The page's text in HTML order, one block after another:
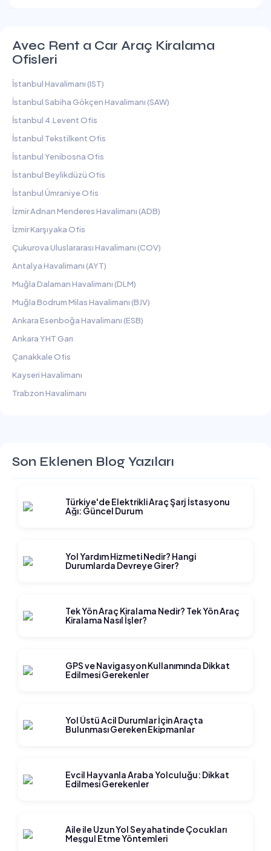
Avec Rent a Car Araç Kiralama
Ofisleri
İstanbul Havalimanı (IST)
İstanbul Sabiha Gökçen Havalimanı (SAW)
İstanbul 4.Levent Ofis
İstanbul Tekstilkent Ofis
İstanbul Yenibosna Ofis
İstanbul Beylikdüzü Ofis
İstanbul Ümraniye Ofis
İzmir Adnan Menderes Havalimanı (ADB)
İzmir Karşıyaka Ofis
Çukurova Uluslararası Havalimanı (COV)
Antalya Havalimanı (AYT)
Muğla Dalaman Havalimanı (DLM)
Muğla Bodrum Milas Havalimanı (BJV)
Ankara Esenboğa Havalimanı (ESB)
Ankara YHT Garı
Çanakkale Ofis
Kayseri Havalimanı
Trabzon Havalimanı
Son Eklenen Blog Yazıları
Türkiye'de Elektrikli Araç Şarj İstasyonu
Ağı: Güncel Durum
Yol Yardım Hizmeti Nedir? Hangi
Durumlarda Devreye Girer?
Tek Yön Araç Kiralama Nedir? Tek Yön Araç
Kiralama Nasıl İşler?
GPS ve Navigasyon Kullanımında Dikkat
Edilmesi Gerekenler
Yol Üstü Acil Durumlar İçin Araçta
Bulunması Gereken Ekipmanlar
Evcil Hayvanla Araba Yolculuğu: Dikkat
Edilmesi Gerekenler
Aile ile Uzun Yol Seyahatinde Çocukları
Meşgul Etme Yöntemleri